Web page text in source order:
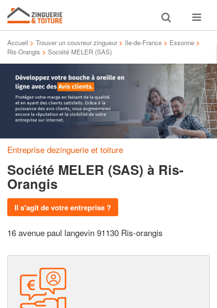
Toggle
search
Toggle
Accueil > Trouver un couvreur zingueur > Ile-de-France > Essonne >
Ris-Orangis > Société MELER (SAS)
Entreprise dezinguerie et toiture
Société MELER (SAS) à Ris-
Orangis
Il s'agit de votre entreprise ?
16 avenue paul langevin 91130 Ris-orangis